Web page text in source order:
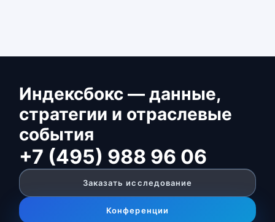
Индексбокс — данные,
стратегии и отраслевые
события
+7 (495) 988 96 06
Заказать исследование
Конференции